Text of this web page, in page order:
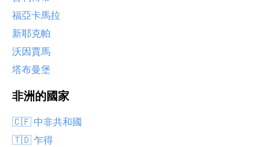
福亞卡馬拉
新耶克帕
沃因賈馬
塔布曼堡
非洲的國家
🇨🇫 中非共和國
🇹🇩 乍得